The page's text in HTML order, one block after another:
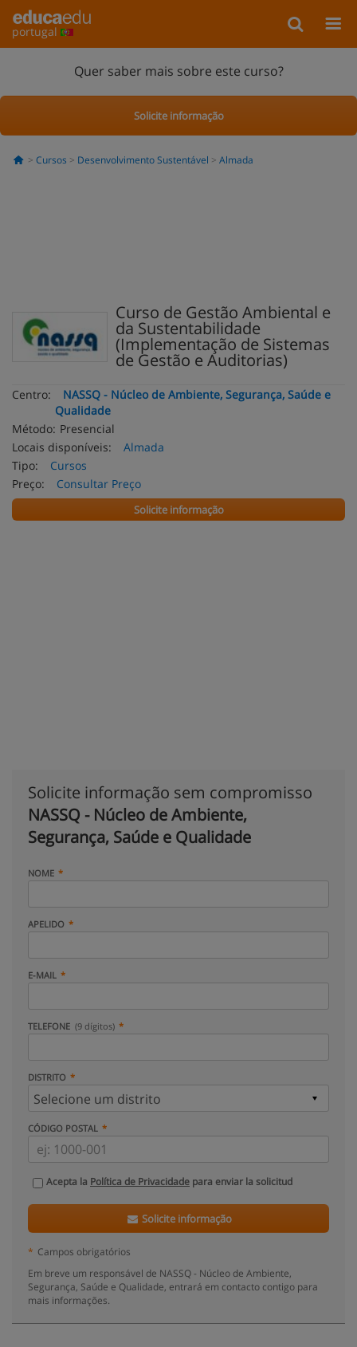
portugal
Quer saber mais sobre este curso?
Solicite informação
Cursos Desenvolvimento Sustentável Almada
Curso de Gestão Ambiental e
da Sustentabilidade
(Implementação de Sistemas
de Gestão e Auditorias)
Centro:
NASSQ - Núcleo de Ambiente, Segurança, Saúde e
Qualidade
Método: Presencial
Locais disponíveis:
Almada
Tipo:
Cursos
Preço:
Consultar Preço
Solicite informação
Solicite informação sem compromisso
NASSQ - Núcleo de Ambiente,
Segurança, Saúde e Qualidade
NOME
APELIDO
E-MAIL
TELEFONE (9 dígitos)
DISTRITO
CÓDIGO POSTAL
Acepta la Política de Privacidade para enviar la solicitud
Solicite informação
* Campos obrigatórios
Em breve um responsável de NASSQ - Núcleo de Ambiente,
Segurança, Saúde e Qualidade, entrará em contacto contigo para
mais informações.